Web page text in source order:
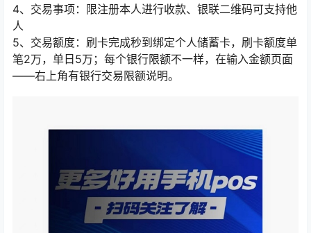
4、交易事项：限注册本人进行收款、银联二维码可支持他
人
5、交易额度：刷卡完成秒到绑定个人储蓄卡，刷卡额度单
笔2万，单日5万；每个银行限额不一样，在输入金额页面
——右上角有银行交易限额说明。